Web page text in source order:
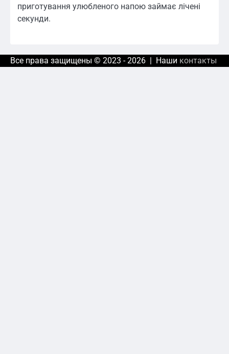
приготування улюбленого напою займає лічені
секунди.
Все права защищены © 2023 - 2026 | Наши контакты